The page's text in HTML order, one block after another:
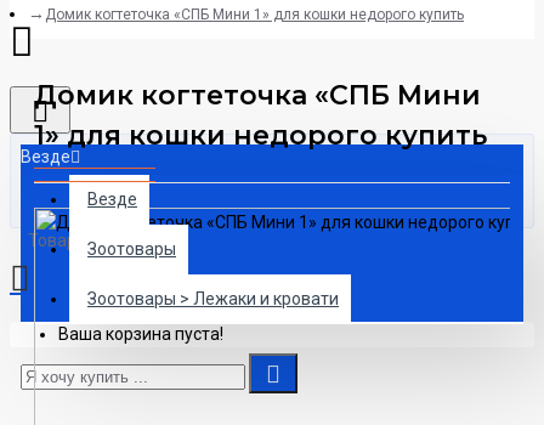
Везде
Везде
Зоотовары
Зоотовары > Лежаки и кровати
Товаров 0 (0₽)
Ваша корзина пуста!
Домик когтеточка «СПБ Мини 1» для кошки недорого купить
Домик когтеточка «СПБ Мини
1» для кошки недорого купить